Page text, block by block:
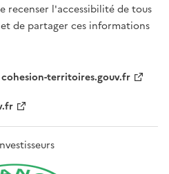
recenser l'accessibilité de tous
de partager ces informations
cohesion-territoires.gouv.fr